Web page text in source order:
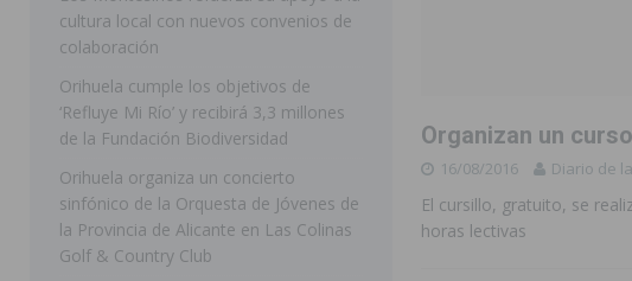
[ 07/08/2026 ] La Generalitat impulsa el desdoblamiento de la CV-
[ 07/08/2026 ] Benferri ya se prepara para dar comienzo a sus
Bigastro se viste de gala para la coronación de la
[ 07/08/2026 ] Rojales clausura con éxito las Fiestas de las
[ 08/08/2026 ] Controlado un incendio en la cocina de una vivienda
Organizan un
16/08/2016 Diario de
El cursillo, gratuito, se
horas lectivas
cultura local con nuevos convenios de
colaboración
Orihuela cumple los objetivos de
‘Refluye Mi Río’ y recibirá 3,3 millones
de la Fundación Biodiversidad
Orihuela organiza un concierto
sinfónico de la Orquesta de Jóvenes de
la Provincia de Alicante en Las Colinas
Golf & Country Club